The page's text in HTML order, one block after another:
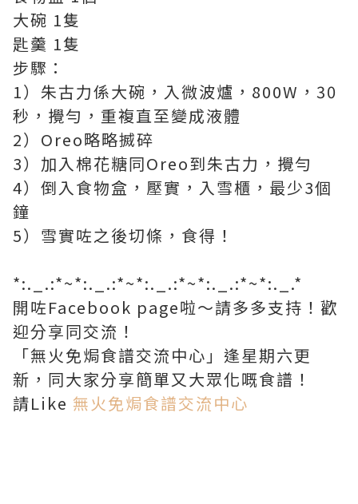
大碗 1隻
匙羹 1隻
步驟：
1）朱古力係大碗，入微波爐，800W，30
秒，攪勻，重複直至變成液體
2）Oreo略略搣碎
3）加入棉花糖同Oreo到朱古力，攪勻
4）倒入食物盒，壓實，入雪櫃，最少3個
鐘
5）雪實咗之後切條，食得！
*:._.:*~*:._.:*~*:._.:*~*:._.:*~*:._.*
開咗Facebook page啦～請多多支持！歡
迎分享同交流！
「無火免焗食譜交流中心」逢星期六更
新，同大家分享簡單又大眾化嘅食譜！
請Like 無火免焗食譜交流中心